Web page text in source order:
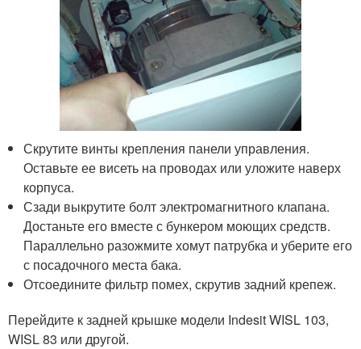
Скрутите винты крепления панели управления.
Оставьте ее висеть на проводах или уложите наверх
корпуса.
Сзади выкрутите болт электромагнитного клапана.
Достаньте его вместе с бункером моющих средств.
Параллельно разожмите хомут патрубка и уберите его
с посадочного места бака.
Отсоедините фильтр помех, скрутив задний крепеж.
Перейдите к задней крышке модели Indesit WISL 103,
WISL 83 или другой.